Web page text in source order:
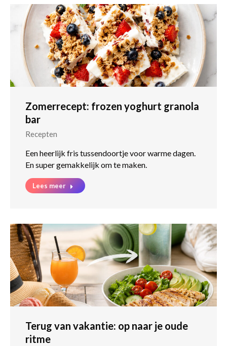
Zomerrecept: frozen yoghurt granola
bar
Recepten
Een heerlijk fris tussendoortje voor warme dagen.
En super gemakkelijk om te maken.
Lees meer
Terug van vakantie: op naar je oude
ritme